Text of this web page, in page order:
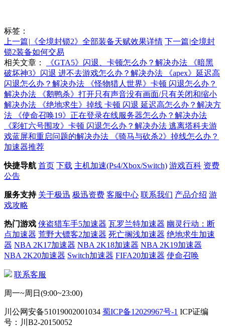
标签：
上一篇| 《全境封锁2》全部装备天赋效果详情 下一篇|全境封
锁2装备如何交易
相关文章：
《GTA5》闪退、卡顿怎么办？解决办法
《暗黑
破坏神3》闪退 进不去游戏怎么办？解决办法
《apex》延迟高
闪退怎么办？解决办法
《怪物猎人世界》卡顿 闪退怎么办？
解决办法
《鹅鸭杀》打开只有声音没有画面/只有关闭和缩小
解决办法
《绝地求生》掉线 卡顿 闪退 延迟高怎么办？解决方
法
《使命召唤19》正在登录在线服务器怎么办？解决办法
《彩虹六号围攻》卡顿 闪退怎么办？解决办法 逃离塔科夫游
戏蓝屏和重启问题的解决办法
《骑马与砍杀2》掉线怎么办？
加速器推荐
快捷导航 首页 下载 主机加速(Ps4/Xbox/Switch) 游戏百科 资费
公告
服务支持 关于极迅 极迅资费 客服中心 联系我们 产品介绍 游
戏攻略
热门游戏 侠盗猎车手5加速器 瓦罗兰特加速器 幽灵行动：断
点加速器 荒野大镖客2加速器 死亡搁浅加速器 绝地求生加速
器 NBA 2K17加速器 NBA 2K18加速器 NBA 2K19加速器
NBA 2K20加速器 Switch加速器 FIFA20加速器 使命召唤
联系客服
周一~周日(9:00~23:00)
川公网安备51019002001034 蜀ICP备12029967号-1 ICP证编
号：川B2-20150052